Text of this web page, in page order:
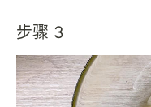
步骤 3